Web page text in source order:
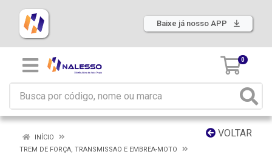
Baixe já nosso APP
0
VOLTAR
INÍCIO
TREM DE FORÇA, TRANSMISSAO E EMBREA-MOTO